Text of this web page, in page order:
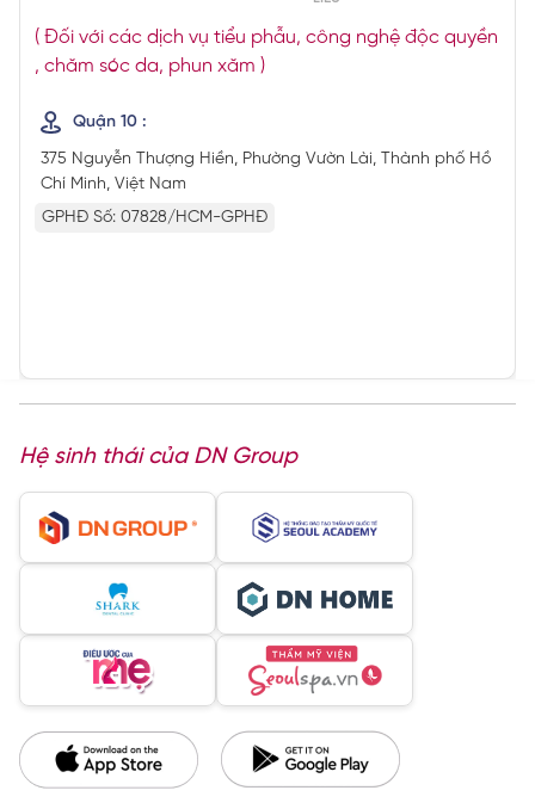
( Đối với các dịch vụ tiểu phẫu, công nghệ độc quyền
, chăm sóc da, phun xăm )
Quận 10 :
375 Nguyễn Thượng Hiền, Phường Vườn Lài, Thành phố Hồ
Chí Minh, Việt Nam
GPHĐ Số: 07828/HCM-GPHĐ
Hệ sinh thái của DN Group